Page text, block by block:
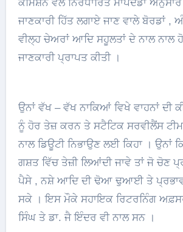
ਕਮਿਸ਼ਨ ਵਲੋਂ ਨਿਰਧਾਰਿਤ ਮਾਪਦੰਡਾਂ ਅਨੁਸਾਰ
ਜਾਣਕਾਰੀ ਹਿੱਤ ਲਗਾਏ ਜਾਣ ਵਾਲੇ ਬੋਰਡਾਂ ,
ਵੀਲ੍ਹ ਚੇਅਰਾਂ ਆਦਿ ਸਹੂਲਤਾਂ ਦੇ ਨਾਲ ਨਾਲ
ਜਾਣਕਾਰੀ ਪ੍ਰਾਪਤ ਕੀਤੀ ।
ਉਨਾਂ ਵੱਖ – ਵੱਖ ਨਾਕਿਆਂ ਵਿਖੇ ਵਾਹਨਾਂ ਦੀ
ਨੂੰ ਹੋਰ ਤੇਜ਼ ਕਰਨ ਤੇ ਸਟੈਟਿਕ ਸਰਵੀਲੈਂਸ
ਨਾਲ ਡਿਊਟੀ ਨਿਭਾਉਣ ਲਈ ਕਿਹਾ । ਉਨਾਂ
ਗਸ਼ਤ ਵਿੱਚ ਤੇਜ਼ੀ ਲਿਆਂਦੀ ਜਾਵੇ ਤਾਂ ਜੋ ਚੋਣ
ਪੈਸੇ , ਨਸ਼ੇ ਆਦਿ ਦੀ ਢੋਆ ਢੁਆਈ ਤੇ
ਸਕੇ । ਇਸ ਮੌਕੇ ਸਹਾਇਕ ਰਿਟਰਨਿੰਗ
ਸਿੰਘ ਤੇ ਡਾ. ਜੈ ਇੰਦਰ ਵੀ ਨਾਲ ਸਨ ।